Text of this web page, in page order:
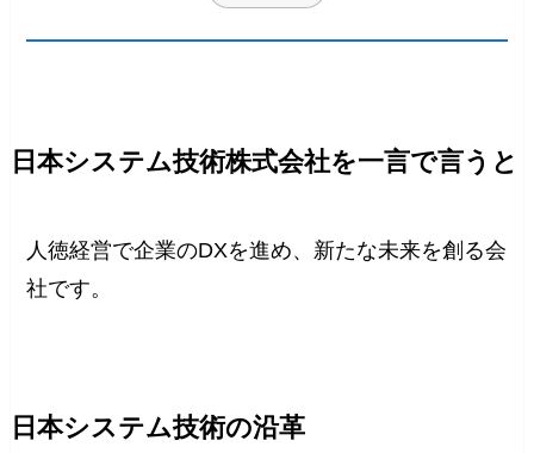
日本システム技術株式会社を一言で言うと
人徳経営で企業のDXを進め、新たな未来を創る会
社です。
日本システム技術の沿革